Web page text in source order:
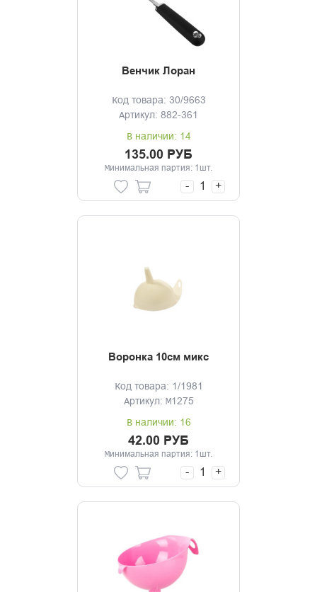
Венчик Лоран
Код товара: 30/9663
Артикул: 882-361
В наличии: 14
135.00 РУБ
Минимальная партия: 1шт.
- +
Воронка 10см микс
Код товара: 1/1981
Артикул: М1275
В наличии: 16
42.00 РУБ
Минимальная партия: 1шт.
- +